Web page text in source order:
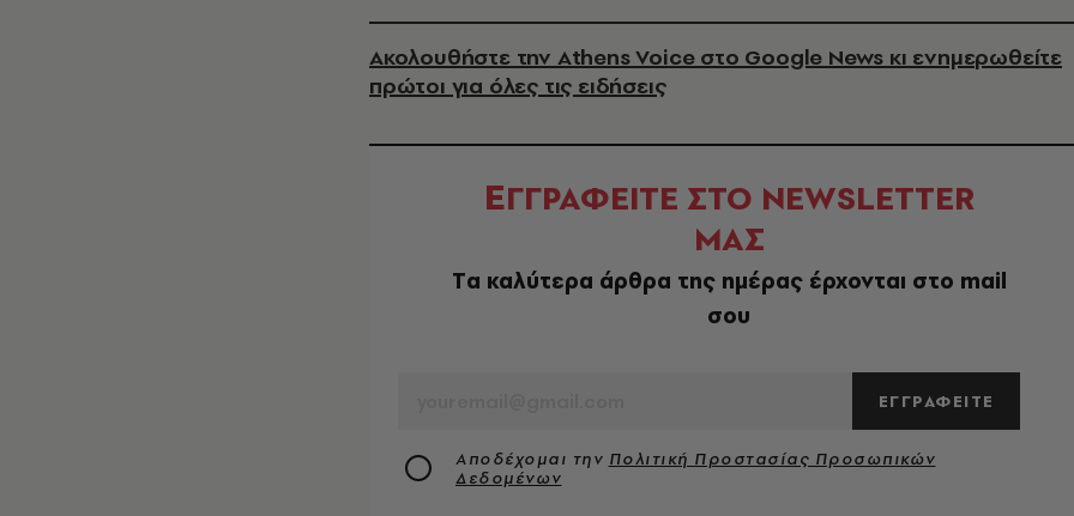
Ακολουθήστε την Athens Voice στο Google News κι ενημερωθείτε
πρώτοι για όλες τις ειδήσεις
ΕΓΓΡΑΦΕΙΤΕ ΣΤΟ NEWSLETTER
ΜΑΣ
Tα καλύτερα άρθρα της ημέρας έρχονται στο mail
σου
ΕΓΓΡΑΦΕΙΤΕ
Αποδέχομαι την Πολιτική Προστασίας Προσωπικών
Δεδομένων